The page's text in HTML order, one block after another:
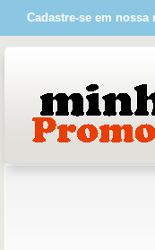
Cadastre-se em